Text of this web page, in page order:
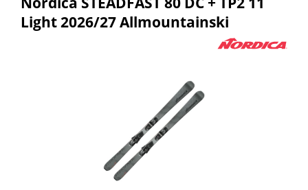
Light 2026/27 Allmountainski